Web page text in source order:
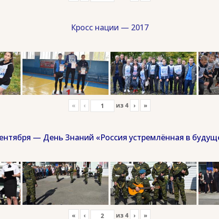
Кросс нации — 2017
« ‹ из 4 › »
— День Знаний «Россия устремлённая в
« ‹ из 4 › »